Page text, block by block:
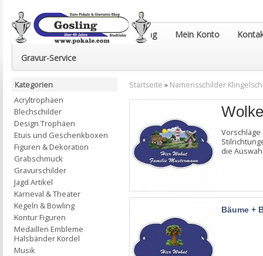
Euro-Pokale & Gravur-Shop Gosling Mein Konto
Gravur-Service
Startseite » Namensschilder
die
Bäume +
Kategorien
Acryltrophäen
Blechschilder
Design Trophäen
Etuis und Geschenkboxen
Figuren & Dekoration
Grabschmuck
Gravurschilder
Jagd Artikel
Karneval & Theater
Kegeln & Bowling
Kontur Figuren
Medaillen Embleme
Halsbänder Kordel
Musik